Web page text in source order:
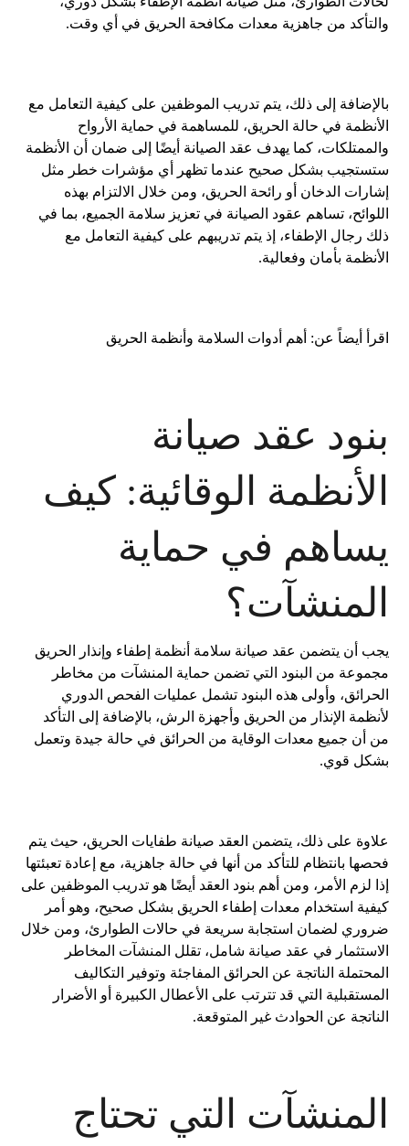
والتأكد من جاهزية معدات مكافحة الحريق في أي وقت.
بالإضافة إلى ذلك، يتم تدريب الموظفين على كيفية التعامل مع
الأنظمة في حالة الحريق، للمساهمة في حماية الأرواح
والممتلكات، كما يهدف عقد الصيانة أيضًا إلى ضمان أن الأنظمة
ستستجيب بشكل صحيح عندما تظهر أي مؤشرات خطر مثل
إشارات الدخان أو رائحة الحريق، ومن خلال الالتزام بهذه
اللوائح، تساهم عقود الصيانة في تعزيز سلامة الجميع، بما في
ذلك رجال الإطفاء، إذ يتم تدريبهم على كيفية التعامل مع
الأنظمة بأمان وفعالية.
اقرأ أيضاً عن: أهم أدوات السلامة وأنظمة الحريق
بنود عقد صيانة
الأنظمة الوقائية: كيف
يساهم في حماية
المنشآت؟
يجب أن يتضمن عقد صيانة سلامة أنظمة إطفاء وإنذار الحريق
مجموعة من البنود التي تضمن حماية المنشآت من مخاطر
الحرائق، وأولى هذه البنود تشمل عمليات الفحص الدوري
لأنظمة الإنذار من الحريق وأجهزة الرش، بالإضافة إلى التأكد
من أن جميع معدات الوقاية من الحرائق في حالة جيدة وتعمل
بشكل قوي.
علاوة على ذلك، يتضمن العقد صيانة طفايات الحريق، حيث يتم
فحصها بانتظام للتأكد من أنها في حالة جاهزية، مع إعادة تعبئتها
إذا لزم الأمر، ومن أهم بنود العقد أيضًا هو تدريب الموظفين على
كيفية استخدام معدات إطفاء الحريق بشكل صحيح، وهو أمر
ضروري لضمان استجابة سريعة في حالات الطوارئ، ومن خلال
الاستثمار في عقد صيانة شامل، تقلل المنشآت المخاطر
المحتملة الناتجة عن الحرائق المفاجئة وتوفير التكاليف
المستقبلية التي قد تترتب على الأعطال الكبيرة أو الأضرار
الناتجة عن الحوادث غير المتوقعة.
المنشآت التي تحتاج